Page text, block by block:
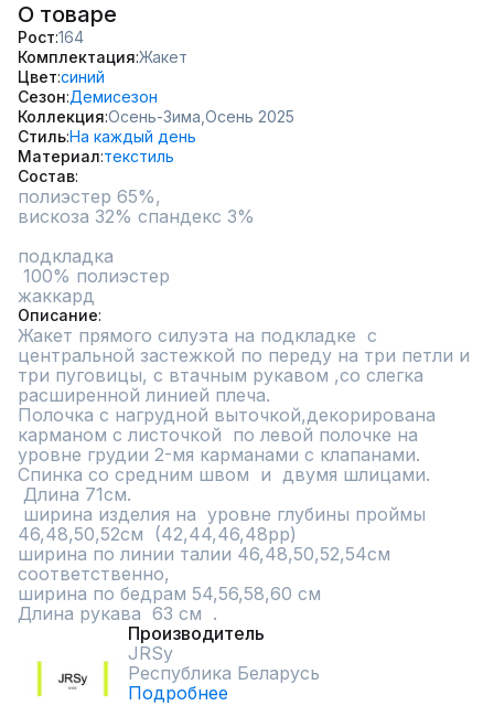
О товаре
Рост 164
Комплектация Жакет
Цвет синий
Сезон Демисезон
Коллекция Осень-Зима, Осень 2025
СтильНа каждый день
Материал текстиль
Состав
полиэстер 65%,
вискоза 32% спандекс 3%
подкладка
жаккард
Описание
Жакет прямого силуэта на подкладке  с
центральной застежкой по переду на три петли и
три пуговицы, с втачным рукавом ,со слегка
расширенной линией плеча.
Полочка с нагрудной выточкой,декорирована
карманом с листочкой  по левой полочке на
уровне грудии 2-мя карманами с клапанами.
Спинка со средним швом  и  двумя шлицами.
46,48,50,52см  (42,44,46,48рр)
ширина по линии талии 46,48,50,52,54см
соответственно,
ширина по бедрам 54,56,58,60 см
Длина рукава  63 см  .
Производитель
JRSy
Республика Беларусь
Подробнее